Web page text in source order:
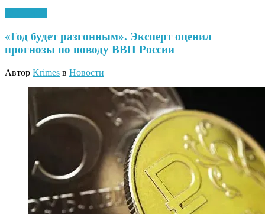
«Год будет разгонным». Эксперт оценил
прогнозы по поводу ВВП России
Автор Krimes в Новости